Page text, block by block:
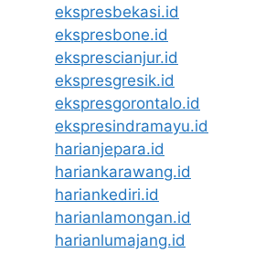
ekspresbekasi.id
ekspresbone.id
eksprescianjur.id
ekspresgresik.id
ekspresgorontalo.id
ekspresindramayu.id
harianjepara.id
hariankarawang.id
hariankediri.id
harianlamongan.id
harianlumajang.id